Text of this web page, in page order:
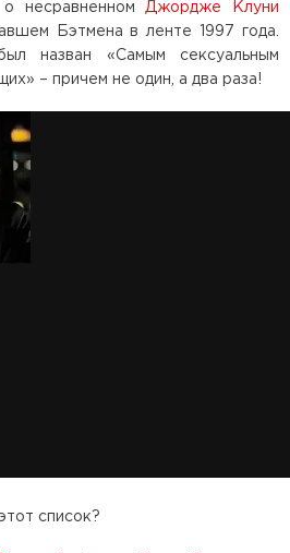
о несравненном Джордже Клуни
Бэтмена в ленте 1997 года.
назван «Самым сексуальным
– причем не один, а два раза!
список?